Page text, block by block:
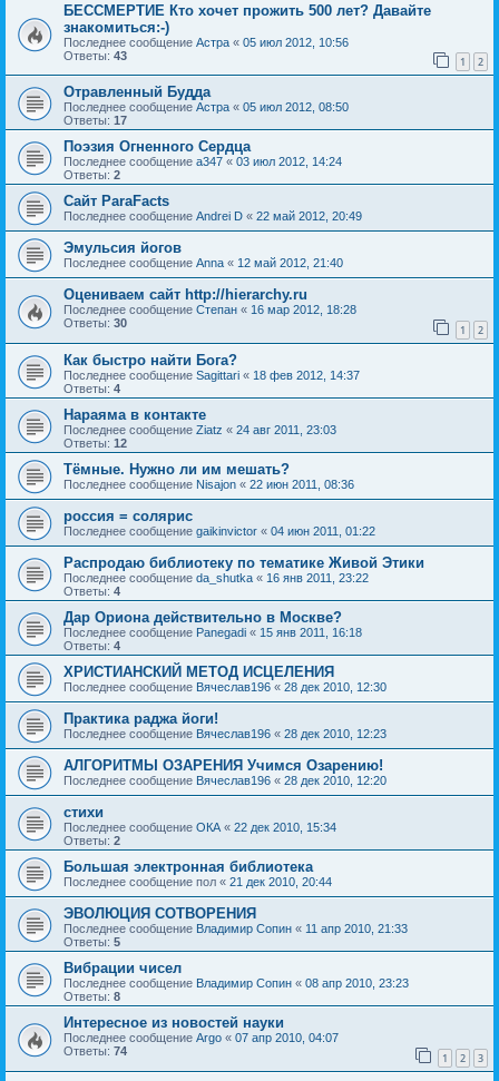
БЕССМЕРТИЕ Кто хочет прожить 500 лет? Давайте
знакомиться:-)
Последнее сообщение Астра « 05 июл 2012, 10:56
Ответы: 43 1 2
Отравленный Будда
Последнее сообщение Астра « 05 июл 2012, 08:50
Ответы: 17
Поэзия Огненного Сердца
Последнее сообщение a347 « 03 июл 2012, 14:24
Ответы: 2
Сайт ParaFacts
Последнее сообщение Andrei D « 22 май 2012, 20:49
Эмульсия йогов
Последнее сообщение Anna « 12 май 2012, 21:40
Оцениваем сайт http://hierarchy.ru
Последнее сообщение Степан « 16 мар 2012, 18:28
Ответы: 30 1 2
Как быстро найти Бога?
Последнее сообщение Sagittari « 18 фев 2012, 14:37
Ответы: 4
Нараяма в контакте
Последнее сообщение Ziatz « 24 авг 2011, 23:03
Ответы: 12
Тёмные. Нужно ли им мешать?
Последнее сообщение Nisajon « 22 июн 2011, 08:36
россия = солярис
Последнее сообщение gaikinvictor « 04 июн 2011, 01:22
Распродаю библиотеку по тематике Живой Этики
Последнее сообщение da_shutka « 16 янв 2011, 23:22
Ответы: 4
Дар Ориона действительно в Москве?
Последнее сообщение Panegadi « 15 янв 2011, 16:18
Ответы: 4
ХРИСТИАНСКИЙ МЕТОД ИСЦЕЛЕНИЯ
Последнее сообщение Вячеслав196 « 28 дек 2010, 12:30
Практика раджа йоги!
Последнее сообщение Вячеслав196 « 28 дек 2010, 12:23
АЛГОРИТМЫ ОЗАРЕНИЯ Учимся Озарению!
Последнее сообщение Вячеслав196 « 28 дек 2010, 12:20
стихи
Последнее сообщение ОКА « 22 дек 2010, 15:34
Ответы: 2
Большая электронная библиотека
Последнее сообщение пол « 21 дек 2010, 20:44
ЭВОЛЮЦИЯ СОТВОРЕНИЯ
Последнее сообщение Владимир Сопин « 11 апр 2010, 21:33
Ответы: 5
Вибрации чисел
Последнее сообщение Владимир Сопин « 08 апр 2010, 23:23
Ответы: 8
Интересное из новостей науки
Последнее сообщение Argo « 07 апр 2010, 04:07
Ответы: 74 1 2 3